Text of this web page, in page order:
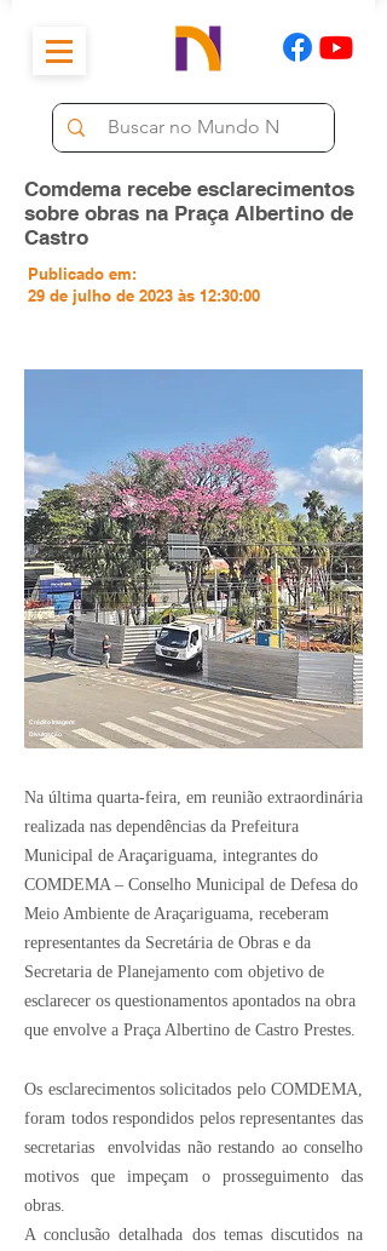
Comdema recebe esclarecimentos
sobre obras na Praça Albertino de
Castro
Publicado em:
29 de julho de 2023 às 12:30:00
Divulgação
Crédito Imagem:
Na última quarta-feira, em reunião extraordinária
realizada nas dependências da Prefeitura
Municipal de Araçariguama, integrantes do
COMDEMA – Conselho Municipal de Defesa do
Meio Ambiente de Araçariguama, receberam
representantes da Secretária de Obras e da
Secretaria de Planejamento com objetivo de
esclarecer os questionamentos apontados na obra
que envolve a Praça Albertino de Castro Prestes.
Os esclarecimentos solicitados pelo COMDEMA,
foram todos respondidos pelos representantes das
secretarias envolvidas não restando ao conselho
motivos que impeçam o prosseguimento das
obras.
A conclusão detalhada dos temas discutidos na